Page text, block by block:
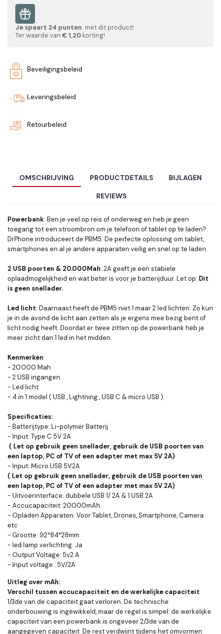
Je spaart 24 punten met dit product!
Ter waarde van € 1,20 korting!
Beveiligingsbeleid
Leveringsbeleid
Retourbeleid
OMSCHRIJVING PRODUCTDETAILS BIJLAGEN
REVIEWS
Powerbank: Ben je veel op reis of onderweg en heb je geen
toegang tot een stroombron om je telefoon of tablet op te laden?
DrPhone introduceert de PBM5. De perfecte oplossing om tablet,
smartphones en al je andere apparaten veilig en snel op te laden.
2 USB poorten & 20.000Mah: 2A geeft je een stabiele
oplaadmogelijkheid en wat beter is voor je batterijduur. Let op: Dit
is geen snellader.
Led licht: Daarnaast heeft de PBM5 niet 1 maar 2 led lichten. Zo kun
je in de avond de licht aan zetten als je ergens mee bezig bent of
licht nodig heeft. Doordat er twee zitten op de powerbank heb je
meer zicht dan 1 led in het midden.
Kenmerken:
- 20.000 Mah
- 2 USB ingangen
- Led licht
- 4 in 1 model ( USB , Lightning , USB C & micro USB )
Specificaties:
- Batterijtype: Li-polymer Batterij
- Input: Type C 5V 2A
( Let op gebruik geen snellader, gebruik de USB poorten van
een laptop, PC of TV of een adapter met max 5V 2A)
- Input: Micro USB 5V2A
( Let op gebruik geen snellader, gebruik de USB poorten van
een laptop, PC of TV of een adapter met max 5V 2A)
- Uitvoerinterface: dubbele USB 1/ 2A & 1 USB 2A
- Accucapaciteit: 20000mAh
- Opladen Apparaten: Voor Tablet, Drones, Smartphone, Camera
etc
- Grootte: 92*84*28mm
- led lamp verlichting: Ja
- Output Voltage: 5v2.A
- Input voltage : 5V/2A
Uitleg over mAh:
Verschil tussen accucapaciteit en de werkelijke capaciteit
1/3de van de capaciteit gaat verloren. De technische
onderbouwing is ingewikkeld, maar de regel is simpel: de werkelijke
capaciteit van een powerbank is ongeveer 2/3de van de
aangegeven capaciteit. De rest verdwijnt tijdens het omvormen